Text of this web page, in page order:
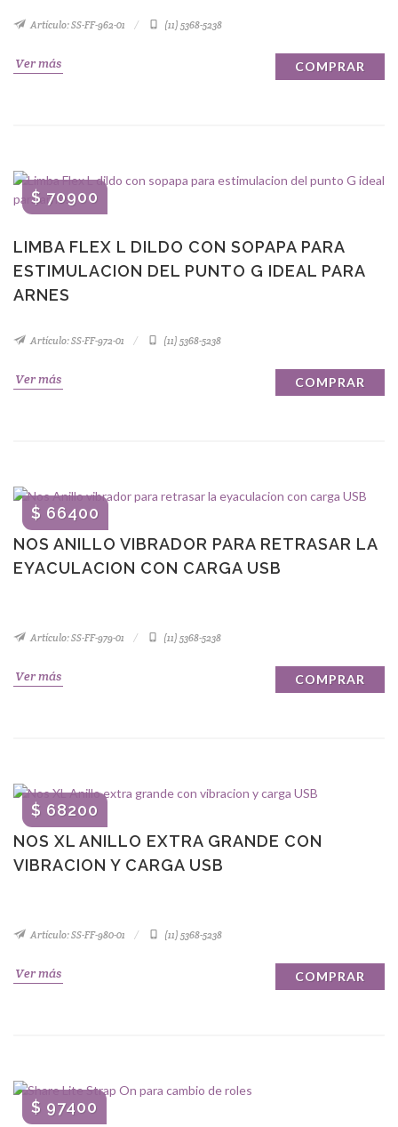
Artículo: SS-FF-962-01 (11) 5368-5238
Ver más COMPRAR
LIMBA FLEX L DILDO CON SOPAPA PARA
ESTIMULACION DEL PUNTO G IDEAL PARA
ARNES
$ 70900
Artículo: SS-FF-972-01 (11) 5368-5238
Ver más COMPRAR
NOS ANILLO VIBRADOR PARA RETRASAR LA
EYACULACION CON CARGA USB
$ 66400
Artículo: SS-FF-979-01 (11) 5368-5238
Ver más COMPRAR
NOS XL ANILLO EXTRA GRANDE CON
VIBRACION Y CARGA USB
$ 68200
Artículo: SS-FF-980-01 (11) 5368-5238
Ver más COMPRAR
$ 97400